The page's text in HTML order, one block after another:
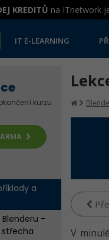
KREDITŮ na ITnetwork
IT E-LEARNING
kurzu
a
-
střecha
V